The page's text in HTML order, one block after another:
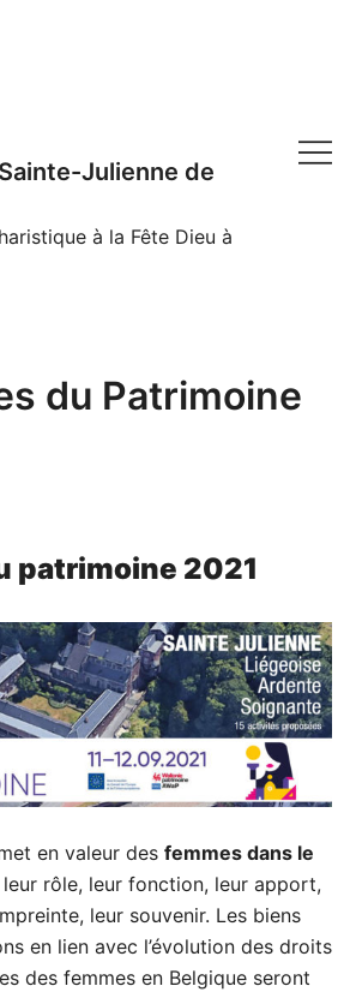
Julienne de
à la Fête Dieu à
du Patrimoine
patrimoine 2021
en valeur des femmes dans le
leur rôle, leur fonction, leur apport,
leur souvenir. Les biens
en lien avec l’évolution des droits
des femmes en Belgique seront